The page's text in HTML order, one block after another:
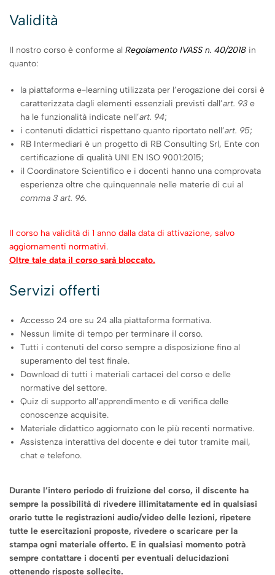
Validità
Il nostro corso è conforme al Regolamento IVASS n. 40/2018 in
quanto:
la piattaforma e-learning utilizzata per l’erogazione dei corsi è
caratterizzata dagli elementi essenziali previsti dall’art. 93 e
ha le funzionalità indicate nell’art. 94;
i contenuti didattici rispettano quanto riportato nell’art. 95;
RB Intermediari è un progetto di RB Consulting Srl, Ente con
certificazione di qualità UNI EN ISO 9001:2015;
il Coordinatore Scientifico e i docenti hanno una comprovata
esperienza oltre che quinquennale nelle materie di cui al
comma 3 art. 96.
Il corso ha validità di 1 anno dalla data di attivazione, salvo
aggiornamenti normativi.
Oltre tale data il corso sarà bloccato.
Servizi offerti
Accesso 24 ore su 24 alla piattaforma formativa.
Nessun limite di tempo per terminare il corso.
Tutti i contenuti del corso sempre a disposizione fino al
superamento del test finale.
Download di tutti i materiali cartacei del corso e delle
normative del settore.
Quiz di supporto all’apprendimento e di verifica delle
conoscenze acquisite.
Materiale didattico aggiornato con le più recenti normative.
Assistenza interattiva del docente e dei tutor tramite mail,
chat e telefono.
Durante l’intero periodo di fruizione del corso, il discente ha
sempre la possibilità di rivedere illimitatamente ed in qualsiasi
orario tutte le registrazioni audio/video delle lezioni, ripetere
tutte le esercitazioni proposte, rivedere o scaricare per la
stampa ogni materiale offerto. E in qualsiasi momento potrà
sempre contattare i docenti per eventuali delucidazioni
ottenendo risposte sollecite.